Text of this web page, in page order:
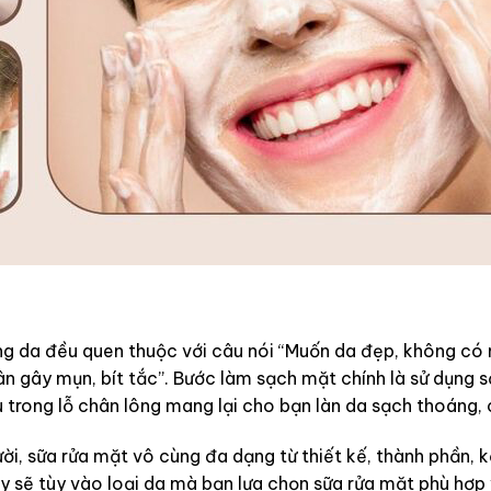
da đều quen thuộc với câu nói “Muốn da đẹp, không
gây mụn, bít tắc”. Bước làm sạch mặt chính là sử dụng
lỗ chân lông mang lại cho bạn làn da sạch thoáng,
sữa rửa mặt vô cùng đa dạng từ thiết kế, thành phần,
sẽ tùy vào loại da mà bạn lựa chọn sữa rửa mặt phù hợp